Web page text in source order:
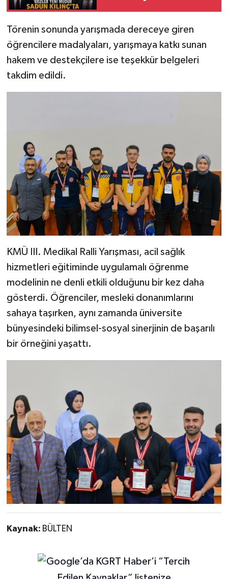
Törenin sonunda yarışmada dereceye giren
öğrencilere madalyaları, yarışmaya katkı sunan
hakem ve destekçilere ise teşekkür belgeleri
takdim edildi.
KMÜ III. Medikal Ralli Yarışması, acil sağlık
hizmetleri eğitiminde uygulamalı öğrenme
modelinin ne denli etkili olduğunu bir kez daha
gösterdi. Öğrenciler, mesleki donanımlarını
sahaya taşırken, aynı zamanda üniversite
bünyesindeki bilimsel-sosyal sinerjinin de başarılı
bir örneğini yaşattı.
Kaynak: BÜLTEN